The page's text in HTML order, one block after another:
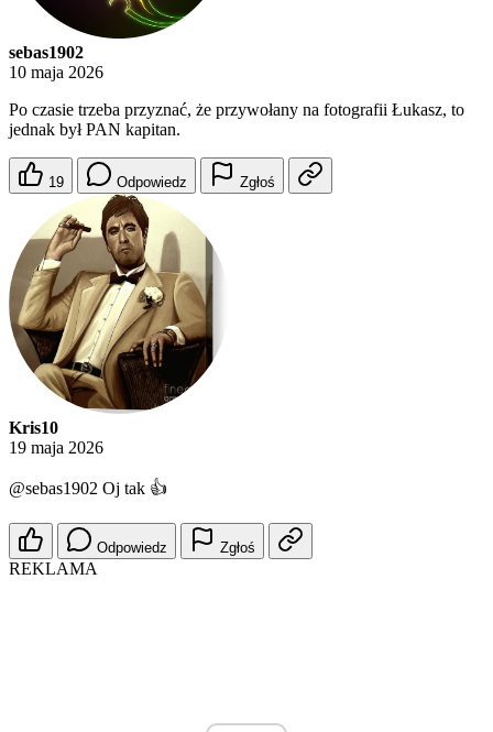
sebas1902
10 maja 2026
Po czasie trzeba przyznać, że przywołany na fotografii Łukasz, to
jednak był PAN kapitan.
19 Odpowiedz Zgłoś
Kris10
19 maja 2026
@sebas1902 Oj tak 👍
Odpowiedz Zgłoś
REKLAMA